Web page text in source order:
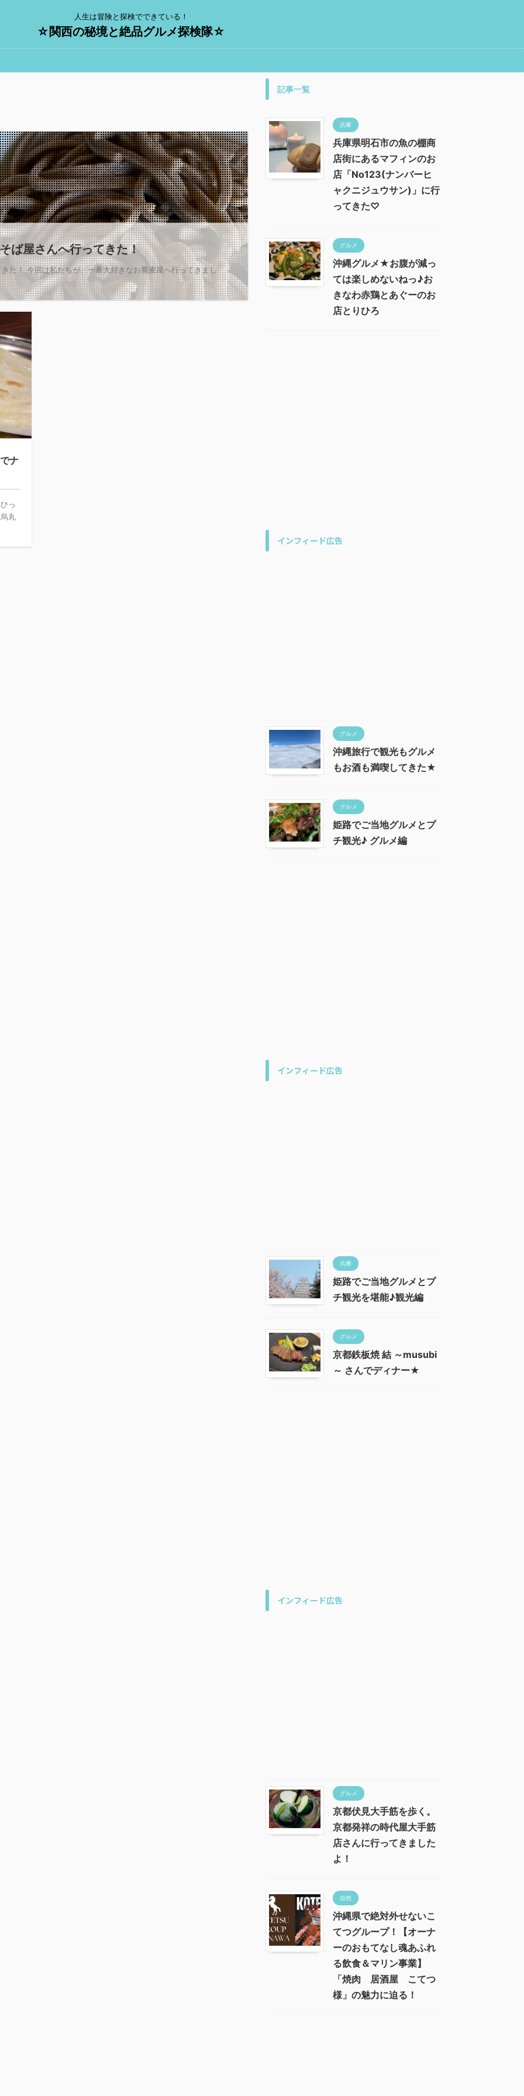
人生は冒険と探検でできている！
☆関西の秘境と絶品グルメ探検隊☆
ば屋さんへ行ってきた！
た！ 今回は私たちが、一番大好きなお蕎麦屋へ行ってきまし
ナ
っ
丸
記事一覧
兵庫
兵庫県明石市の魚の棚商
店街にあるマフィンのお
店「No123(ナンバーヒ
ャクニジュウサン)」に行
ってきた♡
グルメ
沖縄グルメ★お腹が減っ
ては楽しめないねっ♪お
きなわ赤鶏とあぐーのお
店とりひろ
インフィード広告
グルメ
沖縄旅行で観光もグルメ
もお酒も満喫してきた★
グルメ
姫路でご当地グルメとプ
チ観光♪ グルメ編
インフィード広告
兵庫
姫路でご当地グルメとプ
チ観光を堪能♪観光編
グルメ
京都鉄板焼 結 ～musubi
～ さんでディナー★
インフィード広告
グルメ
京都伏見大手筋を歩く。
京都発祥の時代屋大手筋
店さんに行ってきました
よ！
自然
沖縄県で絶対外せないこ
てつグループ！【オーナ
ーのおもてなし魂あふれ
る飲食＆マリン事業】
「焼肉 居酒屋 こてつ
様」の魅力に迫る！